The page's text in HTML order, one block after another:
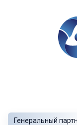
Генеральный